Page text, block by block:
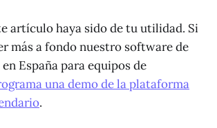
artículo haya sido de tu utilidad. Si
más a fondo nuestro software de
España para equipos de
una demo de la plataforma
.